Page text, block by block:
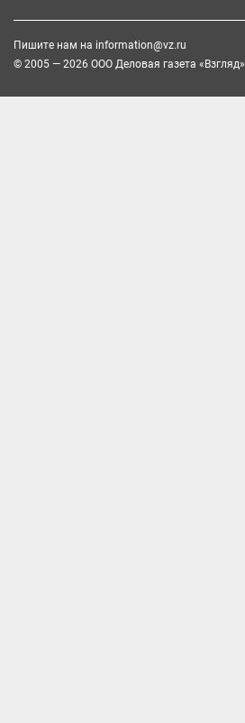
Пишите нам на information@vz.ru
© 2005 — 2026 ООО Деловая газета «Взгляд»